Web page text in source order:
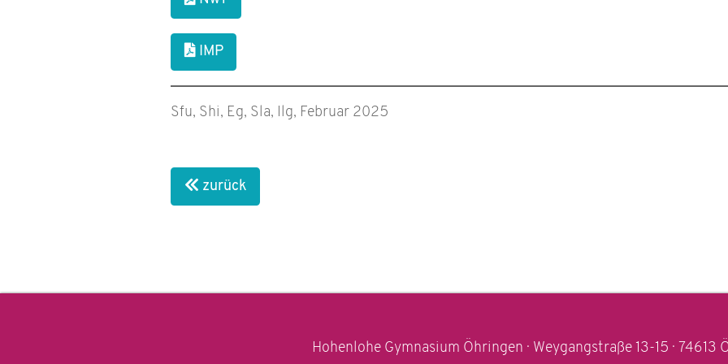
IMP
Sfu, Shi, Eg, Sla, Ilg, Februar 2025
zurück
Hohenlohe Gymnasium Öhringen · Weygangstraße 13-15 · 74613